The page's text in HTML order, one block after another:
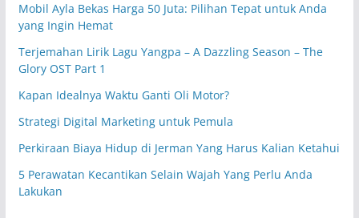
Mobil Ayla Bekas Harga 50 Juta: Pilihan Tepat untuk Anda
yang Ingin Hemat
Terjemahan Lirik Lagu Yangpa – A Dazzling Season – The
Glory OST Part 1
Kapan Idealnya Waktu Ganti Oli Motor?
Strategi Digital Marketing untuk Pemula
Perkiraan Biaya Hidup di Jerman Yang Harus Kalian Ketahui
5 Perawatan Kecantikan Selain Wajah Yang Perlu Anda
Lakukan